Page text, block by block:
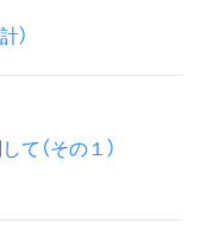
）
して（その１）